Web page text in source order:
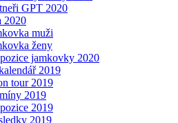
GPT 2020
2020
muži
ženy
jamkovky 2020
2019
tour 2019
2019
2019
2019